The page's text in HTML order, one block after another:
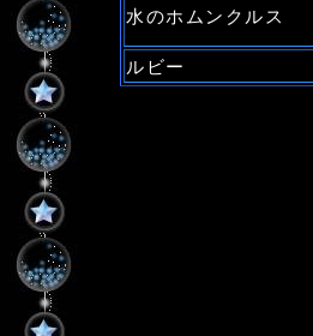
水のホムンクルス
ルビー